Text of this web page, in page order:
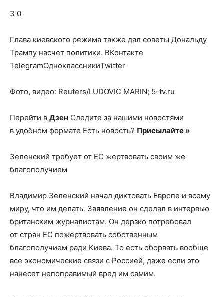
3 0
Глава киевского режима также дал советы Дональду
Трампу насчет политики. ВКонтакте
TelegramОдноклассникиTwitter
Фото, видео: Reuters/LUDOVIC MARIN; 5-tv.ru
Перейти в Дзен Следите за нашими новостями
в удобном формате Есть новость? Присылайте »
Зеленский требует от ЕС жертвовать своим же
благополучием
Владимир Зеленский начал диктовать Европе и всему
миру, что им делать. Заявление он сделал в интервью
британским журналистам. Он дерзко потребовал
от стран ЕС пожертвовать собственным
благополучием ради Киева. То есть оборвать вообще
все экономические связи с Россией, даже если это
нанесет непоправимый вред им самим.